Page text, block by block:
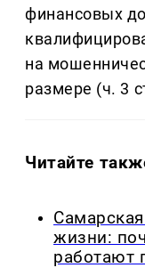
финансовых
на
размере (ч. 3
Читайте
жизни:
работают